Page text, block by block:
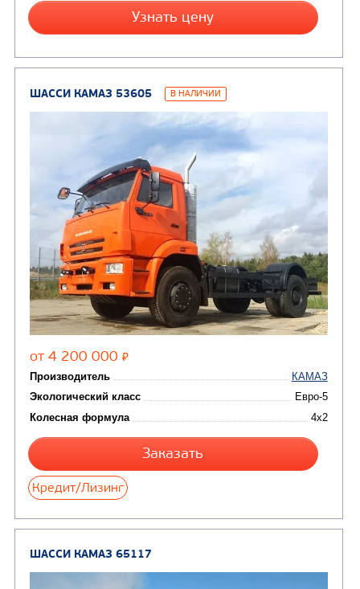
Автогудронаторы(8)
Комбинированные
Мусоровозы
ШАССИ КАМАЗ 43253
Цена по запросу
Производитель
Экологический класс